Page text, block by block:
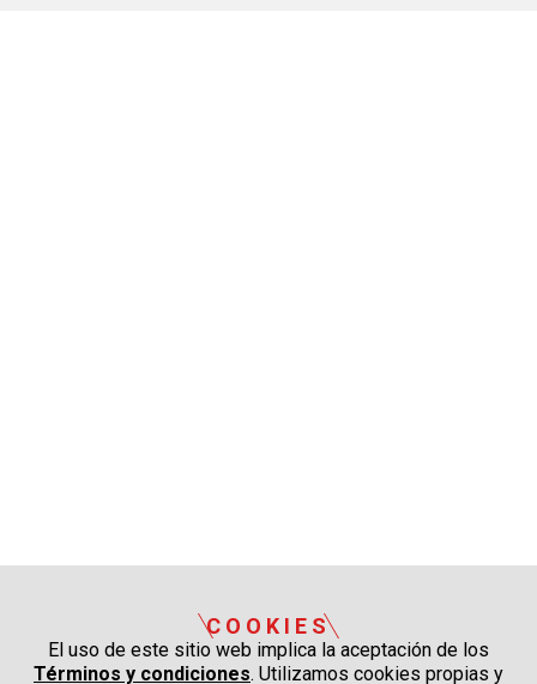
COOKIES
El uso de este sitio web implica la aceptación de los
Términos y condiciones. Utilizamos cookies propias y